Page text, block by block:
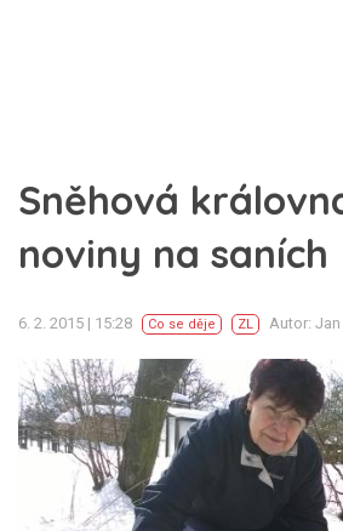
Sněhová
noviny na saních
6. 2. 2015 | 15:28 Co se děje ZL Autor: Jan